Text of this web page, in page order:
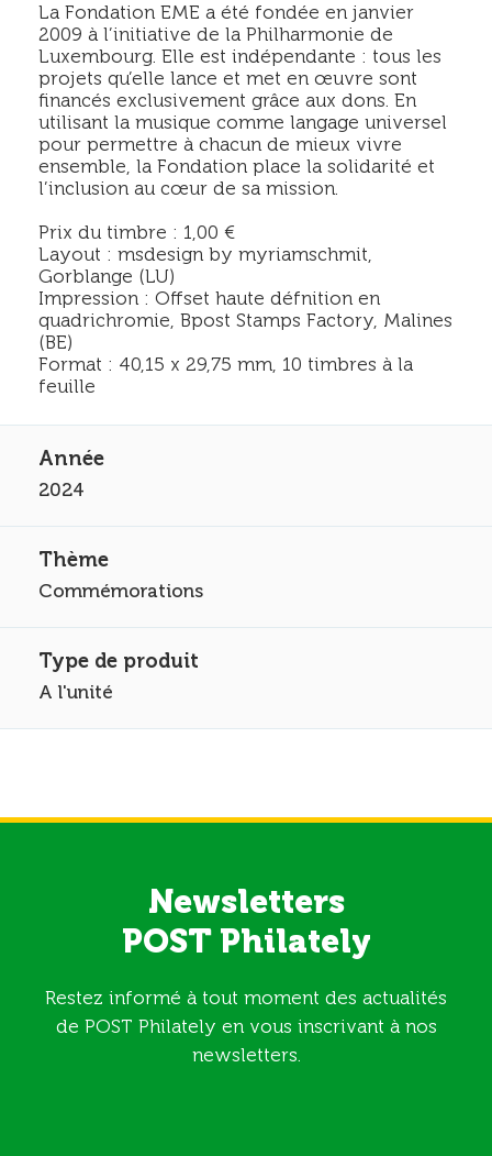
La Fondation EME a été fondée en janvier
2009 à l’initiative de la Philharmonie de
Luxembourg. Elle est indépendante : tous les
projets qu’elle lance et met en œuvre sont
financés exclusivement grâce aux dons. En
utilisant la musique comme langage universel
pour permettre à chacun de mieux vivre
ensemble, la Fondation place la solidarité et
l’inclusion au cœur de sa mission.
Prix du timbre : 1,00 €
Layout : msdesign by myriamschmit,
Gorblange (LU)
Impression : Offset haute défnition en
quadrichromie, Bpost Stamps Factory, Malines
(BE)
Format : 40,15 x 29,75 mm, 10 timbres à la
feuille
2024
Commémorations
A l'unité
Newsletters
POST Philately
Restez informé à tout moment des actualités
de POST Philately en vous inscrivant à nos
newsletters.